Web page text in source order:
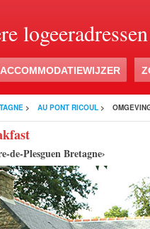
logeeradressen
ACCOMMODATIEWIJZER
> AU PONT RICOUL >
de-Plesguen Bretagne›